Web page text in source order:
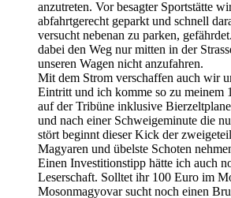
anzutreten. Vor besagter Sportstätte
abfahrtgerecht geparkt und schnell
versucht nebenan zu parken,
dabei den Weg nur mitten in der
unseren Wagen nicht anzufahren.
Mit dem Strom verschaffen auch wir
Eintritt und ich komme so zu meinem
auf der Tribüne inklusive
und nach einer Schweigeminute die
stört beginnt dieser Kick der
Magyaren und übelste Schoten
Einen Investitionstipp hätte ich auch
Leserschaft. Solltet ihr 100 Euro im
Mosonmagyovar sucht noch einen